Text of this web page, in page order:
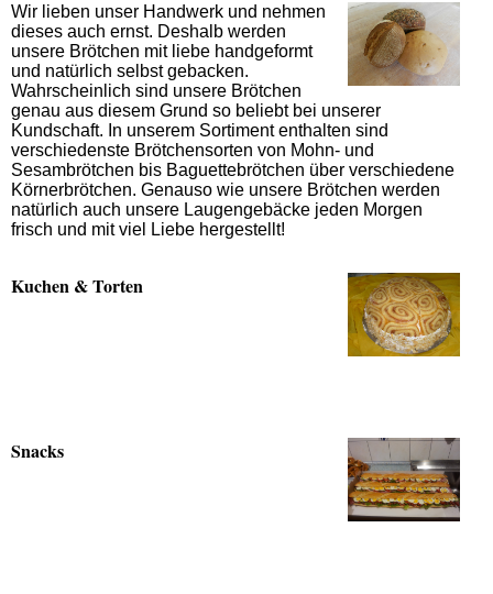
Wir lieben unser Handwerk und nehmen
dieses auch ernst. Deshalb werden
unsere Brötchen mit liebe handgeformt
und natürlich selbst gebacken.
Wahrscheinlich sind unsere Brötchen
genau aus diesem Grund so beliebt bei unserer
Kundschaft. In unserem Sortiment enthalten sind
verschiedenste Brötchensorten von Mohn- und
Sesambrötchen bis Baguettebrötchen über verschiedene
Körnerbrötchen. Genauso wie unsere Brötchen werden
natürlich auch unsere Laugengebäcke jeden Morgen
frisch und mit viel Liebe hergestellt!
Kuchen & Torten
Snacks